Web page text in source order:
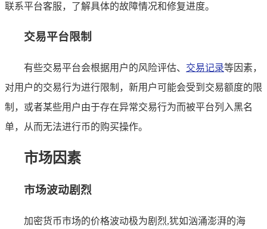
联系平台客服，了解具体的故障情况和修复进度。
交易平台限制
有些交易平台会根据用户的风险评估、 交易记录等因素，
对用户的交易行为进行限制，新用户可能会受到交易额度的限
制，或者某些用户由于存在异常交易行为而被平台列入黑名
单，从而无法进行币的购买操作。
市场因素
市场波动剧烈
加密货币市场的价格波动极为剧烈,犹如汹涌澎湃的海